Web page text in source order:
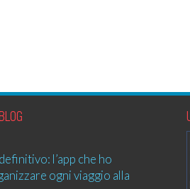
l’app che ho
ogni viaggio alla